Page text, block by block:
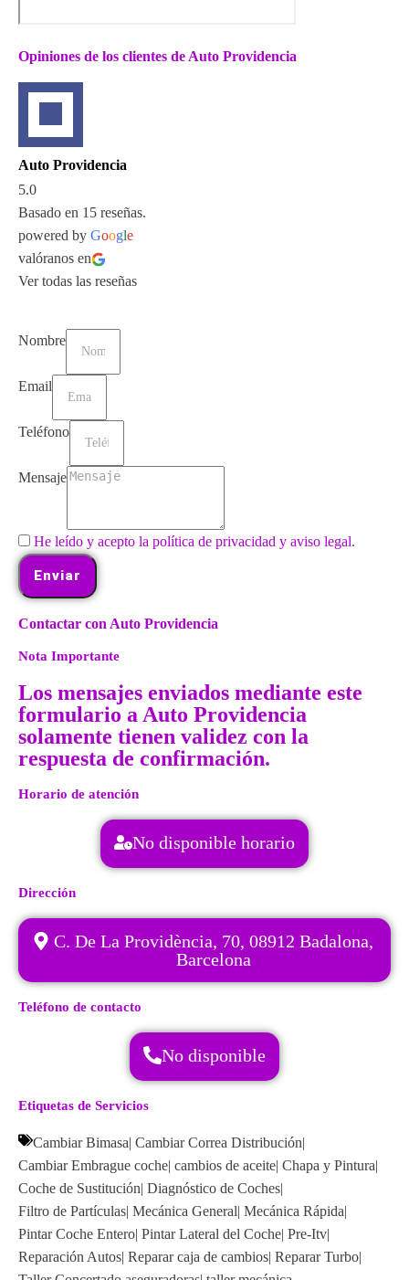
Opiniones de los clientes de Auto Providencia
Auto Providencia
5.0
Basado en 15 reseñas.
powered by Google
valóranos en
Ver todas las reseñas
Nombre
Email
Teléfono
Mensaje
He leído y acepto la política de privacidad y aviso legal.
Enviar
Contactar con Auto Providencia
Nota Importante
Los mensajes enviados mediante este
formulario a Auto Providencia
solamente tienen validez con la
respuesta de confirmación.
Horario de atención
No disponible horario
Dirección
C. De La Providència, 70, 08912 Badalona,
Barcelona
Teléfono de contacto
No disponible
Etiquetas de Servicios
Cambiar Bimasa| Cambiar Correa Distribución|
Cambiar Embrague coche| cambios de aceite| Chapa y Pintura|
Coche de Sustitución| Diagnóstico de Coches|
Filtro de Partículas| Mecánica General| Mecánica Rápida|
Pintar Coche Entero| Pintar Lateral del Coche| Pre-Itv|
Reparación Autos| Reparar caja de cambios| Reparar Turbo|